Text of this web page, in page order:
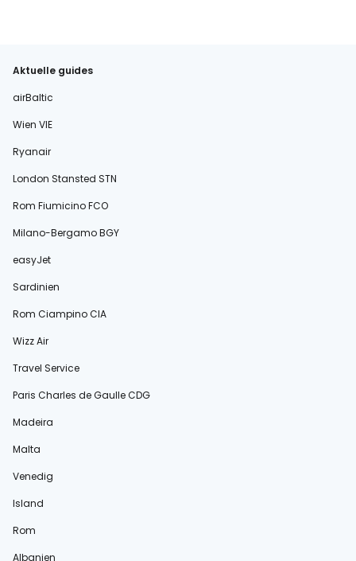
Aktuelle guides
airBaltic
Wien VIE
Ryanair
London Stansted STN
Rom Fiumicino FCO
Milano-Bergamo BGY
easyJet
Sardinien
Rom Ciampino CIA
Wizz Air
Travel Service
Paris Charles de Gaulle CDG
Madeira
Malta
Venedig
Island
Rom
Albanien